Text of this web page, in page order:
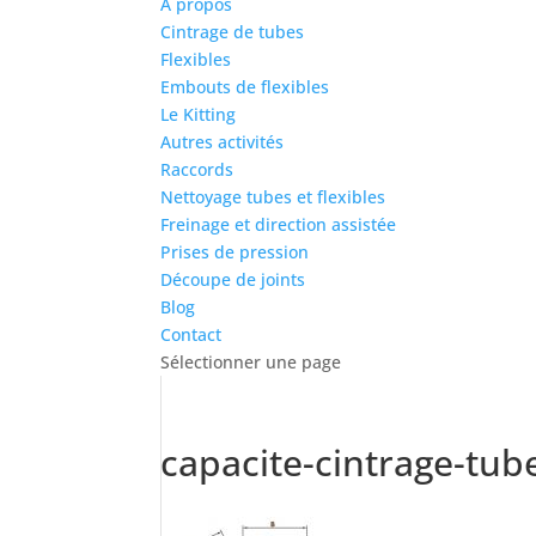
Cintrage de tubes
Flexibles
Embouts de flexibles
Le Kitting
Autres activités
Raccords
Nettoyage tubes et flexibles
Freinage et direction assistée
Prises de pression
Découpe de joints
Blog
Contact
Sélectionner une page
capacite-cintrage-